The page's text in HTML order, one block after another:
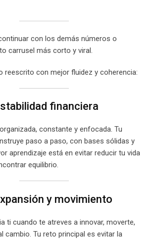
con los demás números o
carrusel más corto y viral.
reescrito con mejor fluidez y coherencia:
financiera
constante y enfocada. Tu
paso a paso, con bases sólidas y
aprendizaje está en evitar reducir tu vida
equilibrio.
y movimiento
ti cuando te atreves a innovar, moverte,
cambio. Tu reto principal es evitar la